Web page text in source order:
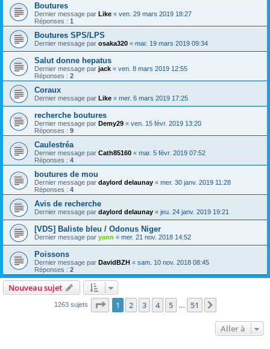
Boutures
Dernier message par Like « ven. 29 mars 2019 18:27
Réponses : 1
Boutures SPS/LPS
Dernier message par osaka320 « mar. 19 mars 2019 09:34
Salut donne hepatus
Dernier message par jack « ven. 8 mars 2019 12:55
Réponses : 2
Coraux
Dernier message par Like « mer. 6 mars 2019 17:25
recherche boutures
Dernier message par Demy29 « ven. 15 févr. 2019 13:20
Réponses : 9
Caulestréa
Dernier message par Cath85160 « mar. 5 févr. 2019 07:52
Réponses : 4
boutures de mou
Dernier message par daylord delaunay « mer. 30 janv. 2019 11:28
Réponses : 4
Avis de recherche
Dernier message par daylord delaunay « jeu. 24 janv. 2019 19:21
[VDS] Baliste bleu / Odonus Niger
Dernier message par yann « mer. 21 nov. 2018 14:52
Poissons
Dernier message par DavidBZH « sam. 10 nov. 2018 08:45
Réponses : 2
Nouveau sujet
1263 sujets Page 1sur51
1 2 3 4 5 51
Aller à